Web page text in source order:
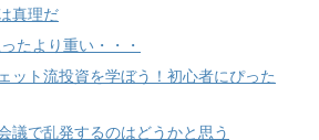
真理だ
たより重い・・・
ット流投資を学ぼう！初心者にぴった
議で乱発するのはどうかと思う